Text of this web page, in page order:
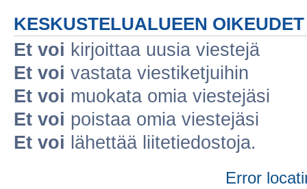
KESKUSTELUALUEEN OIKEUDET
Et voi kirjoittaa uusia viestejä
Et voi vastata viestiketjuihin
Et voi muokata omia viestejäsi
Et voi poistaa omia viestejäsi
Et voi lähettää liitetiedostoja.
Error